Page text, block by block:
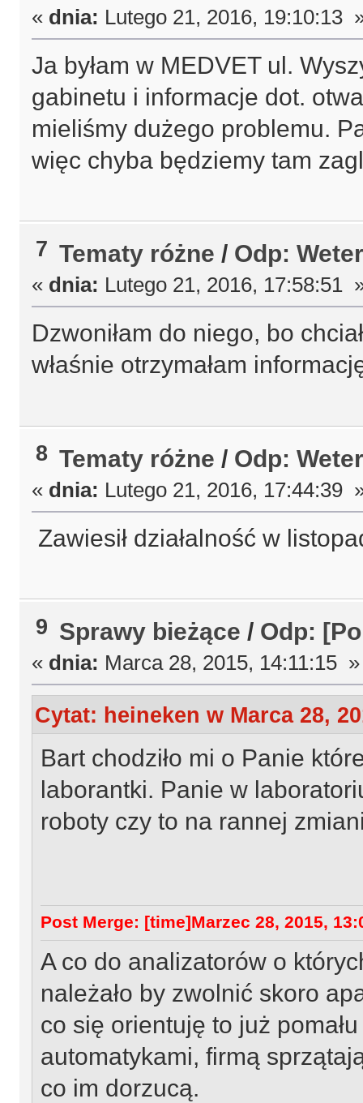
« dnia: Lutego 21, 2016, 19:10:13
Ja byłam w MEDVET ul.
gabinetu i informacje dot.
mieliśmy dużego problemu.
więc chyba będziemy tam
7 Tematy różne / Odp:
« dnia: Lutego 21, 2016, 17:58:51
Dzwoniłam do niego, bo
właśnie otrzymałam
8 Tematy różne / Odp:
« dnia: Lutego 21, 2016, 17:44:39
Zawiesił działalność w
9 Sprawy bieżące / Odp:
« dnia: Marca 28, 2015, 14:11:15 »
Cytat: heineken w Marca 28,
Bart chodziło mi o Panie
laborantki. Panie w
roboty czy to na rannej
Post Merge: [time]Marzec 28, 2015,
A co do analizatorów o
należało by zwolnić skoro
co się orientuję to już
automatykami, firmą
co im dorzucą.